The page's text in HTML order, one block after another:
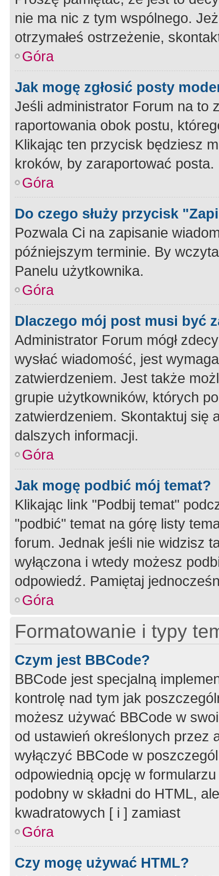
nie ma nic z tym wspólnego.
otrzymałeś ostrzeżenie,
Góra
Jak mogę zgłosić posty
Jeśli administrator Forum na to
raportowania obok postu,
Klikając ten przycisk będziesz
kroków, by zaraportować posta.
Góra
Do czego służy przycisk
Pozwala Ci na zapisanie
późniejszym terminie. By
Panelu użytkownika.
Góra
Dlaczego mój post musi być
Administrator Forum mógł
wysłać wiadomość, jest
zatwierdzeniem. Jest także
grupie użytkowników, których
zatwierdzeniem. Skontaktuj się
dalszych informacji.
Góra
Jak mogę podbić mój temat?
Klikając link "Podbij temat"
"podbić" temat na górę listy
forum. Jednak jeśli nie widzisz
wyłączona i wtedy możesz
odpowiedź. Pamiętaj
Góra
Formatowanie i typy
Czym jest BBCode?
BBCode jest specjalną
kontrolę nad tym jak
możesz używać BBCode w
od ustawień określonych przez
wyłączyć BBCode w
odpowiednią opcję w
podobny w składni do HTML,
kwadratowych [ i ] zamiast
Góra
Czy mogę używać HTML?